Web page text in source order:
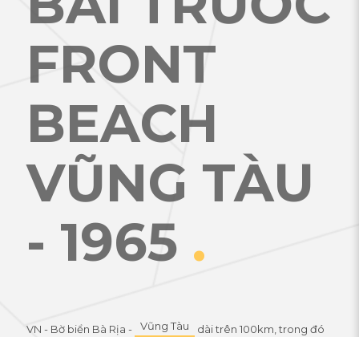
FRONT
BEACH
VŨNG TÀU
- 1965 .
VN - Bờ biển Bà Rịa - Vũng Tàu
dài trên 100km, trong đó